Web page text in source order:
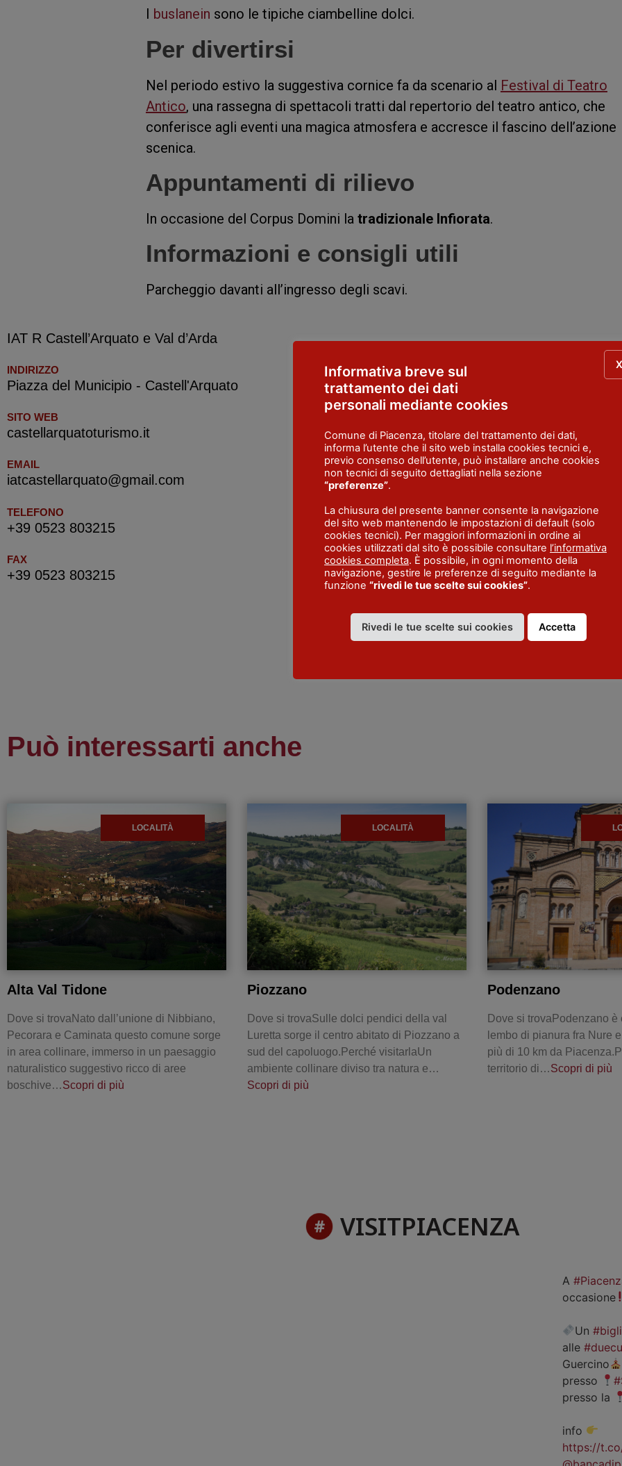
I buslanein sono le tipiche ciambelline dolci.
Per divertirsi
Nel periodo estivo la suggestiva cornice fa da scenario al Festival di Teatro
Antico, una rassegna di spettacoli tratti dal repertorio del teatro antico, che
conferisce agli eventi una magica atmosfera e accresce il fascino dell’azione
scenica.
Appuntamenti di rilievo
In occasione del Corpus Domini la tradizionale Infiorata.
Informazioni e consigli utili
Parcheggio davanti all’ingresso degli scavi.
IAT R Castell’Arquato e Val d’Arda
INDIRIZZO
Piazza del Municipio - Castell'Arquato
SITO WEB
castellarquatoturismo.it
EMAIL
iatcastellarquato@gmail.com
TELEFONO
+39 0523 803215
FAX
+39 0523 803215
Può interessarti anche
LOCALITÀ
Alta Val Tidone
Dove si trovaNato dall’unione di Nibbiano,
Pecorara e Caminata questo comune sorge
in area collinare, immerso in un paesaggio
naturalistico suggestivo ricco di aree
boschive…Scopri di più
LOCALITÀ
Piozzano
Dove si trovaSulle dolci pendici della val
Luretta sorge il centro abitato di Piozzano a
sud del capoluogo.Perché visitarlaUn
ambiente collinare diviso tra natura e…
Scopri di più
Podenzano
Dove si trovaPodenzano
lembo di pianura fra Nure
più di 10 km da
territorio di…Scopri di più
VISITPIACENZA
A
occasione
Un
alle
Guercino
presso
presso la
info
https://
Informativa breve sul
trattamento dei dati
personali mediante cookies
Comune di Piacenza, titolare del trattamento dei dati,
informa l’utente che il sito web installa cookies tecnici e,
previo consenso dell’utente, può installare anche cookies
non tecnici di seguito dettagliati nella sezione
“preferenze”.
La chiusura del presente banner consente la navigazione
del sito web mantenendo le impostazioni di default (solo
cookies tecnici). Per maggiori informazioni in ordine ai
cookies utilizzati dal sito è possibile consultare l’informativa
cookies completa. È possibile, in ogni momento della
navigazione, gestire le preferenze di seguito mediante la
funzione “rivedi le tue scelte sui cookies”.
Rivedi le tue scelte sui cookies Accetta
X